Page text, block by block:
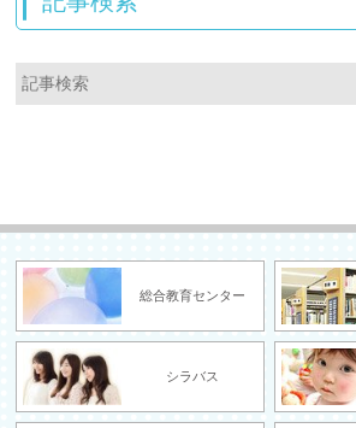
総合教育センター
シラバス